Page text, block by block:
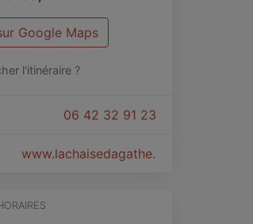
Google Maps
l'itinéraire ?
06 42 32 91 23
www.lachaisedagathe.fr